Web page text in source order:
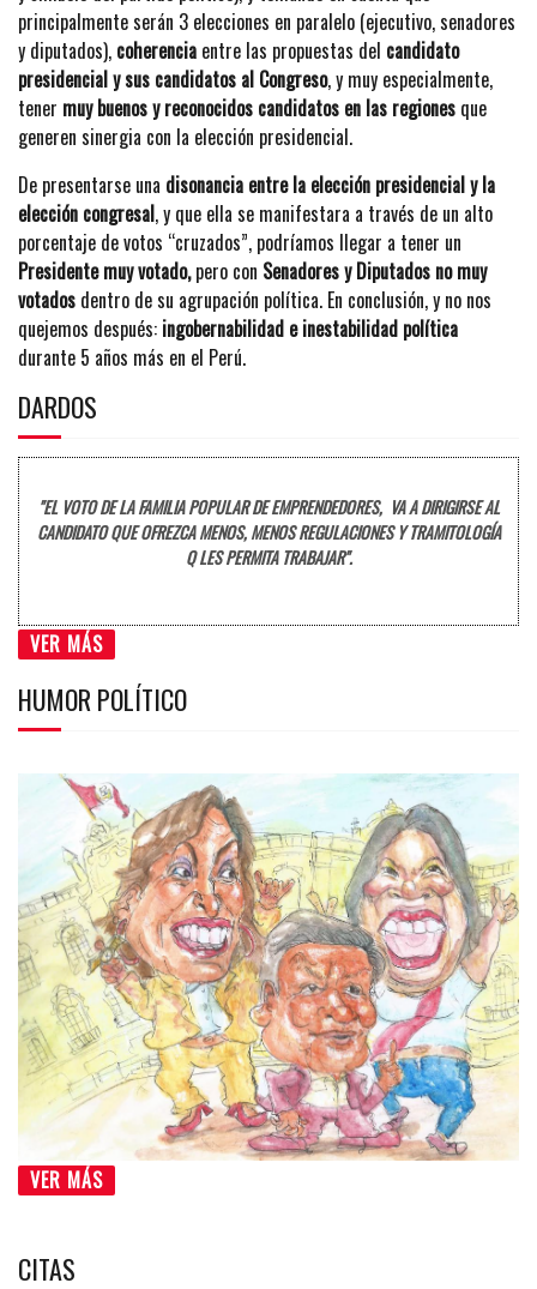
principalmente serán 3 elecciones en paralelo (ejecutivo, senadores
y diputados), coherencia entre las propuestas del candidato
presidencial y sus candidatos al Congreso, y muy especialmente,
tener muy buenos y reconocidos candidatos en las regiones que
generen sinergia con la elección presidencial.
De presentarse una disonancia entre la elección presidencial y la
elección congresal, y que ella se manifestara a través de un alto
porcentaje de votos “cruzados”, podríamos llegar a tener un
Presidente muy votado,pero con Senadores y Diputados no muy
votados dentro de su agrupación política. En conclusión, y no nos
quejemos después: ingobernabilidad e inestabilidad política
durante 5 años más en el Perú.
DARDOS
"EL VOTO DE LA FAMILIA POPULAR DE EMPRENDEDORES, VA A DIRIGIRSE AL
CANDIDATO QUE OFREZCA MENOS, MENOS REGULACIONES Y TRAMITOLOGÍA
Q LES PERMITA TRABAJAR".
VER MÁS
HUMOR POLÍTICO
VER MÁS
CITAS